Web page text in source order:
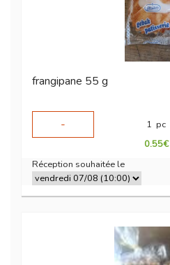
frangipane 55 g
-
1 pc
0.55€
Réception souhaitée le